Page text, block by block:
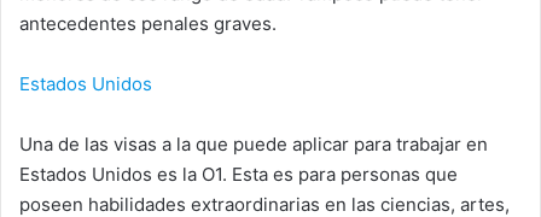
antecedentes penales graves.
Estados Unidos
Una de las visas a la que puede aplicar para trabajar en
Estados Unidos es la O1. Esta es para personas que
poseen habilidades extraordinarias en las ciencias, artes,